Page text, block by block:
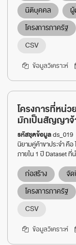
นิติบุคคล
ผู้
โครงการภาครัฐ
CSV
ข้อมูลวิเคราะห์
โครงการที่หน่
มักเป็นสัญญาจ้
รหัสชุดข้อมูลds_019
นิยามคู่ค้าขาประจำ คื
ภายใน 1 ปี Dataset ที่
ก่อสร้าง จัด
โครงการภาครัฐ
CSV
ข้อมูลวิเคราะห์